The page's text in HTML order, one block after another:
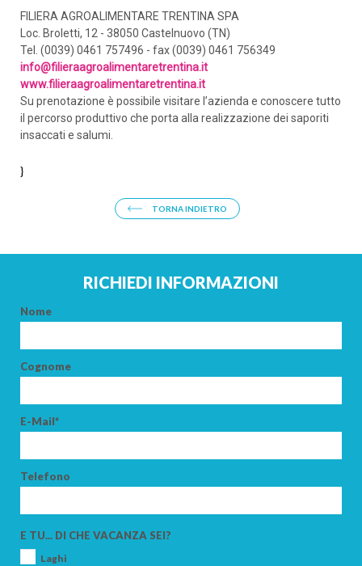
FILIERA AGROALIMENTARE TRENTINA SPA
Loc. Broletti, 12 - 38050 Castelnuovo (TN)
Tel. (0039) 0461 757496 - fax (0039) 0461 756349
info@filieraagroalimentaretrentina.it
www.filieraagroalimentaretrentina.it
Su prenotazione è possibile visitare l’azienda e conoscere tutto
il percorso produttivo che porta alla realizzazione dei saporiti
insaccati e salumi.
}
TORNA INDIETRO
RICHIEDI INFORMAZIONI
Nome
Cognome
E-Mail*
Telefono
E TU... DI CHE VACANZA SEI?
Laghi